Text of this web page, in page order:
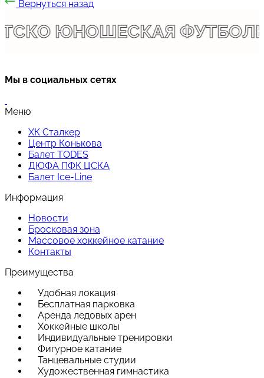
Вернуться назад
ЮНОШЕСКАЯ
Мы в социальных сетях
Меню
ХК Сталкер
Центр Конькова
Балет TODES
ДЮФА ПФК ЦСКА
Балет Ice-Line
Информация
Новости
Бросковая зона
Массовое хоккейное катание
Контакты
Преимущества
Удобная локация
Бесплатная парковка
Аренда ледовых арен
Хоккейные школы
Индивидуальные тренировки
Фигурное катание
Танцевальные студии
Художественная гимнастика